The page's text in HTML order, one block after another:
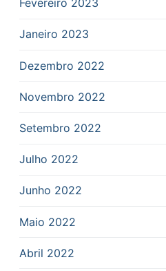
Fevereiro 2023
Janeiro 2023
Dezembro 2022
Novembro 2022
Setembro 2022
Julho 2022
Junho 2022
Maio 2022
Abril 2022